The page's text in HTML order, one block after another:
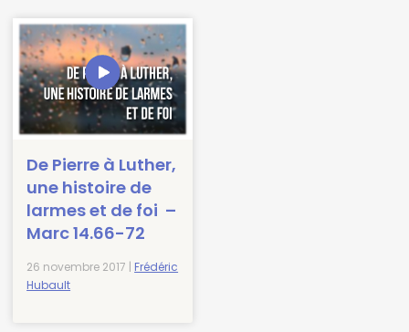
De Pierre à Luther,
une histoire de
larmes et de foi –
Marc 14.66-72
26 novembre 2017 | Frédéric
Hubault